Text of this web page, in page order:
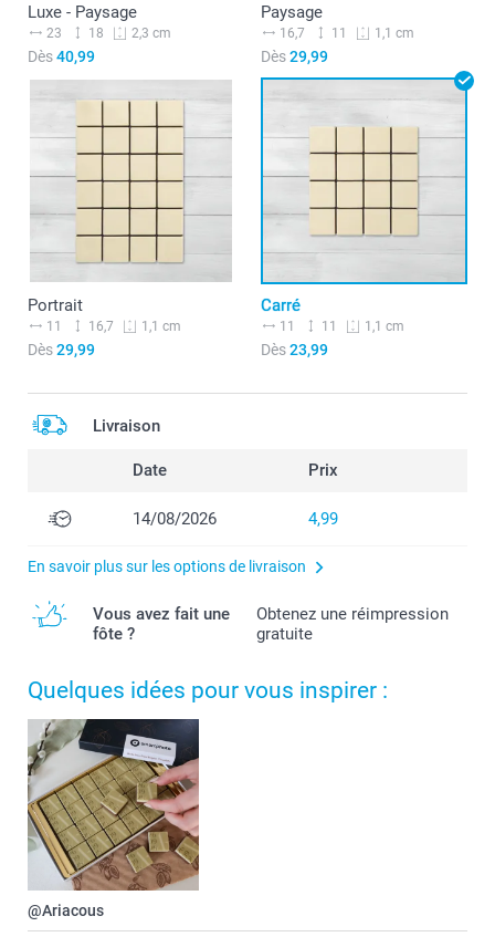
Luxe - Paysage
23 18 2,3 cm
Dès40,99
Paysage
16,7 11 1,1 cm
Dès29,99
Portrait
11 16,7 1,1 cm
Dès29,99
Carré
11 11 1,1 cm
Dès23,99
Livraison
Date Prix
14/08/2026 4,99
En savoir plus sur les options de livraison
Vous avez fait une
fôte ?
Obtenez une réimpression
gratuite
Quelques idées pour vous inspirer :
@Ariacous